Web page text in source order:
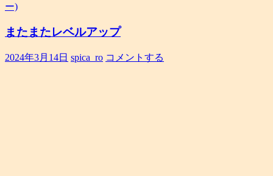
ー)
またまたレベルアップ
2024年3月14日 spica_ro コメントする